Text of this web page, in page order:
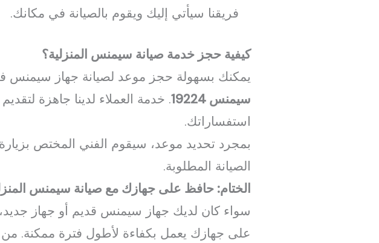
فريقنا سيأتي إليك ويقوم بالصيانة في مكانك.
كيفية حجز خدمة صيانة سيمنس المنزلية؟
يمكنك بسهولة حجز موعد لصيانة جهاز سيمنس
سيمنس 19224
. خدمة العملاء لدينا جاهزة
استفساراتك.
بمجرد تحديد موعد، سيقوم الفني المختص
الصيانة المطلوبة.
الختام: حافظ على جهازك مع صيانة سيمنس
سواء كان لديك جهاز سيمنس قديم أو جهاز
على جهازك يعمل بكفاءة لأطول فترة ممكنة.